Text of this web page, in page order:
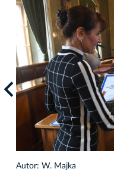
Autor: W. Majka